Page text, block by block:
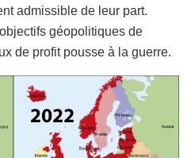
admissible de leur part.
géopolitiques de
de profit pousse à la guerre.